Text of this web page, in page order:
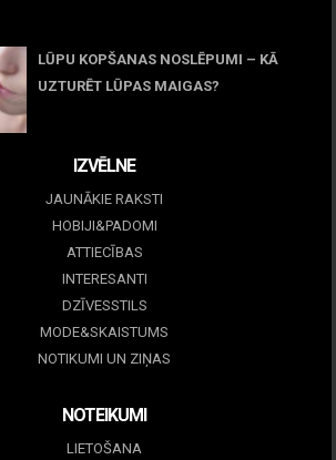
LŪPU KOPŠANAS NOSLĒPUMI – KĀ
UZTURĒT LŪPAS MAIGAS?
IZVĒLNE
JAUNĀKIE RAKSTI
HOBIJI&PADOMI
ATTIECĪBAS
INTERESANTI
DZĪVESSTILS
MODE&SKAISTUMS
NOTIKUMI UN ZIŅAS
NOTEIKUMI
LIETOŠANA